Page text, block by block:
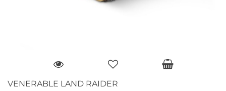
VENERABLE LAND RAIDER